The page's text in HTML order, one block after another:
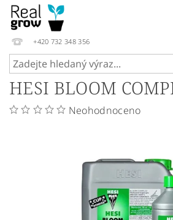
+420 732 348 356
HESI BLOOM
Neohodnoceno